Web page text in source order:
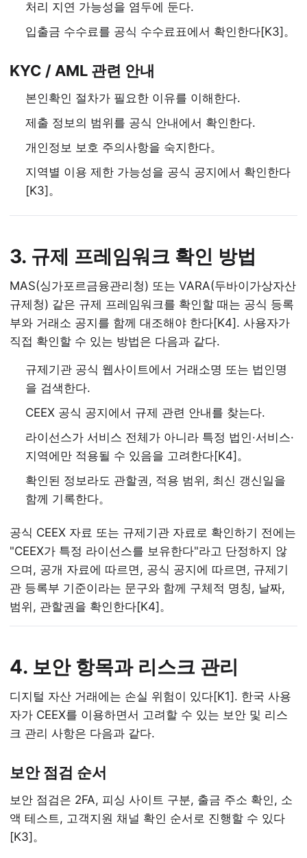
처리 지연 가능성을 염두에 둔다.
입출금 수수료를 공식 수수료표에서 확인한다[K3]。
KYC / AML 관련 안내
본인확인 절차가 필요한 이유를 이해한다.
제출 정보의 범위를 공식 안내에서 확인한다.
개인정보 보호 주의사항을 숙지한다。
지역별 이용 제한 가능성을 공식 공지에서 확인한다
[K3]。
3. 규제 프레임워크 확인 방법
MAS(싱가포르금융관리청) 또는 VARA(두바이가상자산
규제청) 같은 규제 프레임워크를 확인할 때는 공식 등록
부와 거래소 공지를 함께 대조해야 한다[K4]. 사용자가
직접 확인할 수 있는 방법은 다음과 같다.
규제기관 공식 웹사이트에서 거래소명 또는 법인명
을 검색한다.
CEEX 공식 공지에서 규제 관련 안내를 찾는다.
라이선스가 서비스 전체가 아니라 특정 법인·서비스·
지역에만 적용될 수 있음을 고려한다[K4]。
확인된 정보라도 관할권, 적용 범위, 최신 갱신일을
함께 기록한다。
공식 CEEX 자료 또는 규제기관 자료로 확인하기 전에는
"CEEX가 특정 라이선스를 보유한다"라고 단정하지 않
으며, 공개 자료에 따르면, 공식 공지에 따르면, 규제기
관 등록부 기준이라는 문구와 함께 구체적 명칭, 날짜,
범위, 관할권을 확인한다[K4]。
4. 보안 항목과 리스크 관리
디지털 자산 거래에는 손실 위험이 있다[K1]. 한국 사용
자가 CEEX를 이용하면서 고려할 수 있는 보안 및 리스
크 관리 사항은 다음과 같다.
보안 점검 순서
보안 점검은 2FA, 피싱 사이트 구분, 출금 주소 확인, 소
액 테스트, 고객지원 채널 확인 순서로 진행할 수 있다
[K3]。